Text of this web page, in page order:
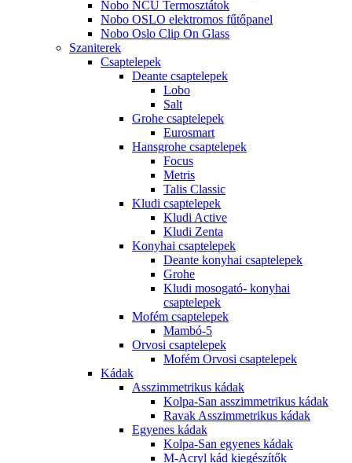
Nobo NCU Termosztátok
Nobo OSLO elektromos fűtőpanel
Nobo Oslo Clip On Glass
Szaniterek
Csaptelepek
Deante csaptelepek
Lobo
Salt
Grohe csaptelepek
Eurosmart
Hansgrohe csaptelepek
Focus
Metris
Talis Classic
Kludi csaptelepek
Kludi Active
Kludi Zenta
Konyhai csaptelepek
Deante konyhai csaptelepek
Grohe
Kludi mosogató- konyhai
csaptelepek
Mofém csaptelepek
Mambó-5
Orvosi csaptelepek
Mofém Orvosi csaptelepek
Kádak
Asszimmetrikus kádak
Kolpa-San asszimmetrikus kádak
Ravak Asszimmetrikus kádak
Egyenes kádak
Kolpa-San egyenes kádak
M-Acryl kád kiegészítők